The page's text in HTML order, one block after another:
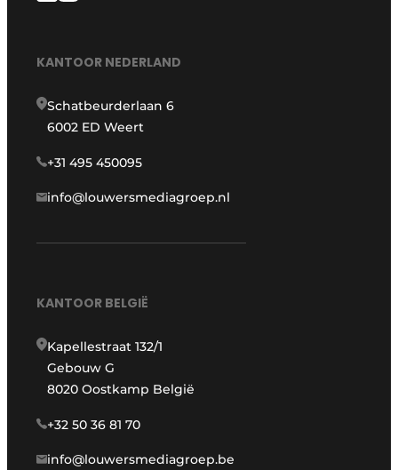
KANTOOR NEDERLAND
Schatbeurderlaan 6
6002 ED Weert
+31 495 450095
info@louwersmediagroep.nl
KANTOOR BELGIË
Kapellestraat 132/1
Gebouw G
8020 Oostkamp België
+32 50 36 81 70
info@louwersmediagroep.be